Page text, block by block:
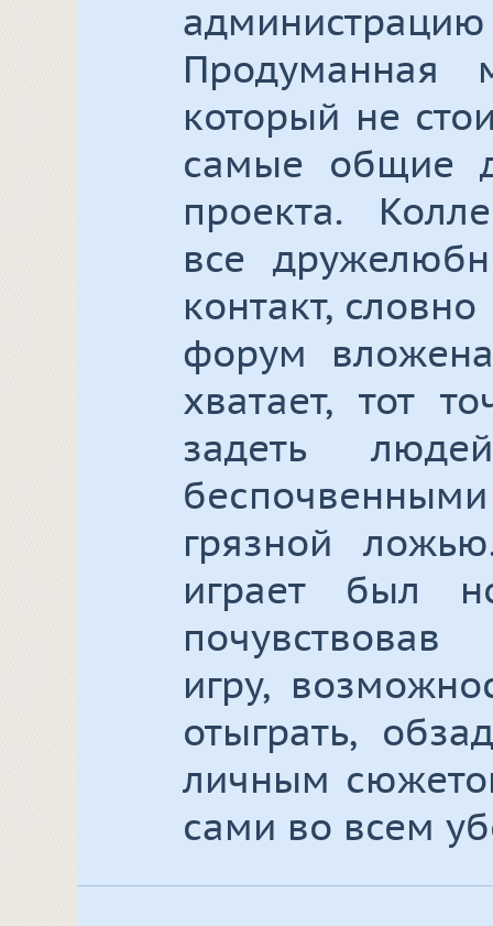
Продуманная
который не
самые общие
проекта.
все
контакт,
форум
хватает, тот
задеть
грязной
играет был
игру,
отыграть,
личным
сами во всем